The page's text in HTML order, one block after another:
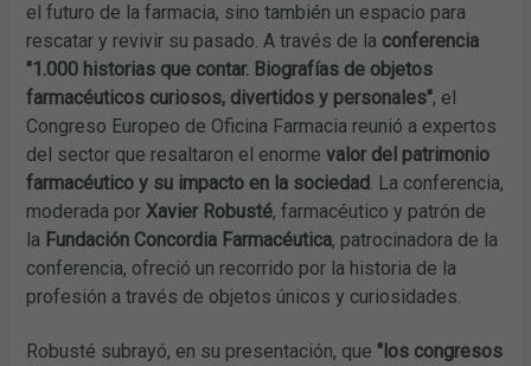
el futuro de la farmacia, sino también un espacio para
rescatar y revivir su pasado. A través de la conferencia
"1.000 historias que contar. Biografías de objetos
farmacéuticos curiosos, divertidos y personales", el
Congreso Europeo de Oficina Farmacia reunió a expertos
del sector que resaltaron el enormevalor del patrimonio
farmacéutico y su impacto en la sociedad. La conferencia,
moderada porXavier Robusté, farmacéutico y patrón de
la Fundación Concordia Farmacéutica, patrocinadora de la
conferencia, ofreció un recorrido por la historia de la
profesión a través de objetos únicos y curiosidades.
Robusté subrayó, en su presentación, que "los congresos